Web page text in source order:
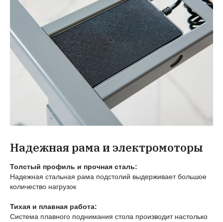
Надежная рама и электромоторы
Толстый профиль и прочная сталь:
Надежная стальная рама подстолий выдерживает большое
количество нагрузок
Тихая и плавная работа:
Система плавного поднимания стола производит настолько